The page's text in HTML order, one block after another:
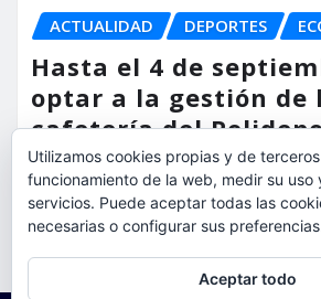
ACTUALIDAD DEPORTES
Hasta el 4 de
optar a la gestión de
cafetería del
Anabel Medina de
torrent al dia Ago 6, 2026
Utilizamos cookies propias y de
funcionamiento de la web, medir su uso
servicios. Puede aceptar todas las
necesarias o configurar sus
Aceptar todo